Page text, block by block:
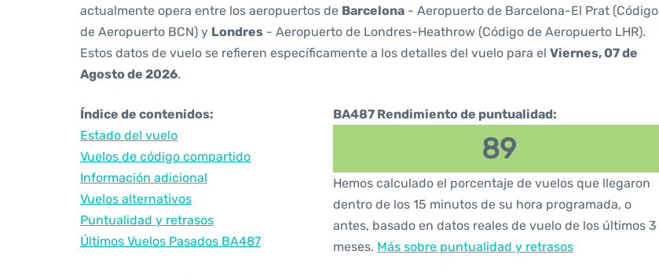
actualmente opera entre los aeropuertos de Barcelona - Aeropuerto de Barcelona-El Prat (Código
de Aeropuerto BCN) y Londres - Aeropuerto de Londres-Heathrow (Código de Aeropuerto LHR).
Estos datos de vuelo se refieren específicamente a los detalles del vuelo para el Viernes, 07 de
Agosto de 2026.
Índice de contenidos:
Estado del vuelo
Vuelos de código compartido
Información adicional
Vuelos alternativos
Puntualidad y retrasos
Últimos Vuelos Pasados BA487
BA487 Rendimiento de puntualidad:
89
Hemos calculado el porcentaje de vuelos que llegaron
dentro de los 15 minutos de su hora programada, o
antes, basado en datos reales de vuelo de los últimos 3
meses. Más sobre puntualidad y retrasos